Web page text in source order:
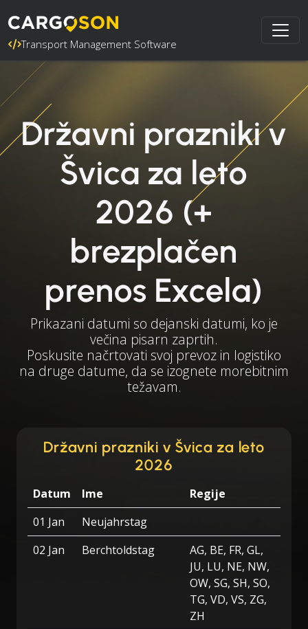
Transport Management Software
Državni prazniki v
Švica za leto
2026 (+
brezplačen
prenos Excela)
Prikazani datumi so dejanski datumi, ko je
večina pisarn zaprtih.
Poskusite načrtovati svoj prevoz in logistiko
na druge datume, da se izognete morebitnim
težavam.
Državni prazniki v Švica za leto
2026
Datum Ime
Regije
01 Jan
Neujahrstag
02 Jan
Berchtoldstag
AG, BE, FR, GL,
JU, LU, NE, NW,
OW, SG, SH, SO,
TG, VD, VS, ZG,
ZH